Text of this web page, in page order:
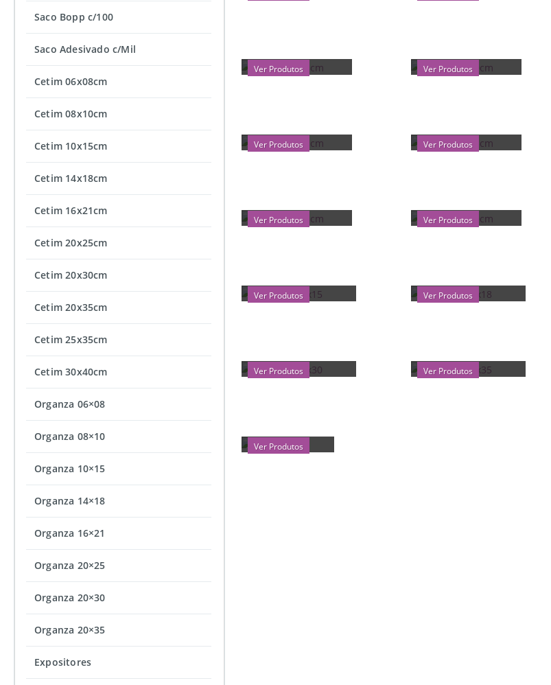
Ver Produtos Ver Produtos
Ver Produtos Ver Produtos
Ver Produtos Ver Produtos
Ver Produtos Ver Produtos
Ver Produtos Ver Produtos
Ver Produtos
Saco Bopp c/100
Saco Adesivado c/Mil
Cetim 06x08cm
Cetim 08x10cm
Cetim 10x15cm
Cetim 14x18cm
Cetim 16x21cm
Cetim 20x25cm
Cetim 20x30cm
Cetim 20x35cm
Cetim 25x35cm
Cetim 30x40cm
Organza 06×08
Organza 08×10
Organza 10×15
Organza 14×18
Organza 16×21
Organza 20×25
Organza 20×30
Organza 20×35
Expositores